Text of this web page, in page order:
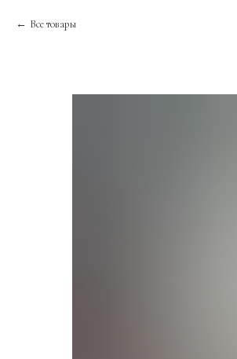
Все товары